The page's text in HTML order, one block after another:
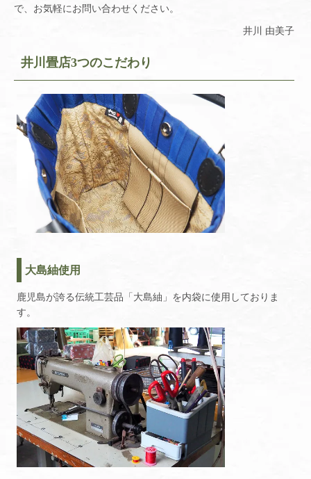
で、お気軽にお問い合わせください。
井川 由美子
井川畳店3つのこだわり
大島紬使用
鹿児島が誇る伝統工芸品「大島紬」を内袋に使用しておりま
す。